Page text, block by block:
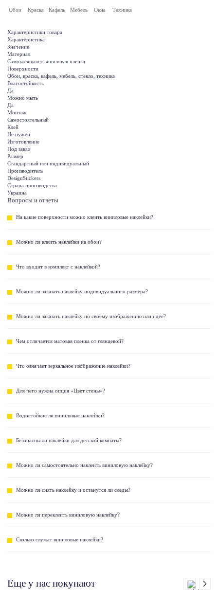
Обои Краска Кафель Мебель Окна Техника
Характеристики товара
Характеристика
Значение
Материал
Самоклеящаяся виниловая пленка
Поверхности
Обои, краска, кафель, мебель, стекло, техника
Влагостойкость
Да
Можно мыть
Да
Монтаж
Самостоятельный
Клей
Не нужен
Изготовление
Под заказ
Размер
Стандартный или индивидуальный
Производитель
DesignStickers
Страна производства
Украина
Вопросы и ответы
На какие поверхности можно клеить виниловые наклейки?
Можно ли клеить наклейки на обои?
Что входит в комплект с наклейкой?
Можно ли заказать наклейку индивидуального размера?
Можно ли заказать наклейку по своему изображению или идее?
Чем отличается матовая пленка от глянцевой?
Что означает зеркальное изображение наклейки?
Для чего нужна опция «Цвет стены»?
Водостойкие ли виниловые наклейки?
Безопасны ли наклейки для детской комнаты?
Можно ли самостоятельно наклеить виниловую наклейку?
Можно ли снять наклейку и останутся ли следы?
Можно ли переклеить виниловую наклейку?
Сколько служат виниловые наклейки?
Еще у нас покупают